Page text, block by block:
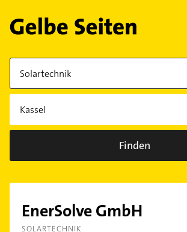
Finden
EnerSolve GmbH
SOLARTECHNIK